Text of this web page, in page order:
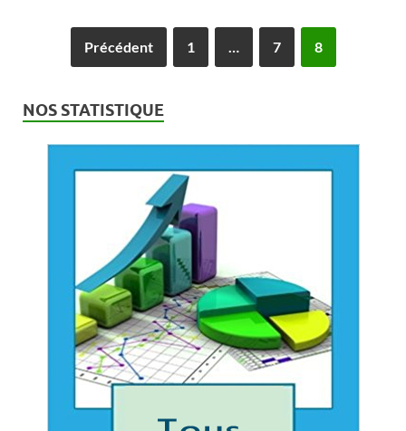
Précédent 1 … 7 8
NOS STATISTIQUE